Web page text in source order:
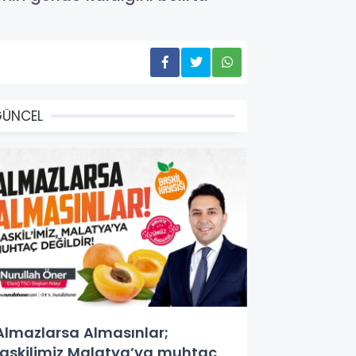
Almasınlar;